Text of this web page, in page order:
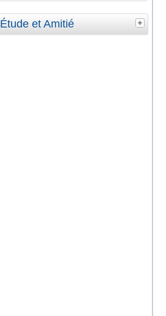
Étude et Amitié